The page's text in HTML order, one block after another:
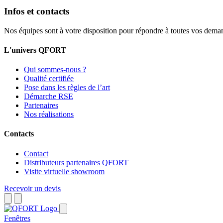
Infos et contacts
Nos équipes sont à votre disposition pour répondre à toutes vos
L'univers QFORT
Qui sommes-nous ?
Qualité certifiée
Pose dans les règles de l’art
Démarche RSE
Partenaires
Nos réalisations
Contacts
Contact
Distributeurs partenaires QFORT
Visite virtuelle showroom
Recevoir un devis
Fenêtres